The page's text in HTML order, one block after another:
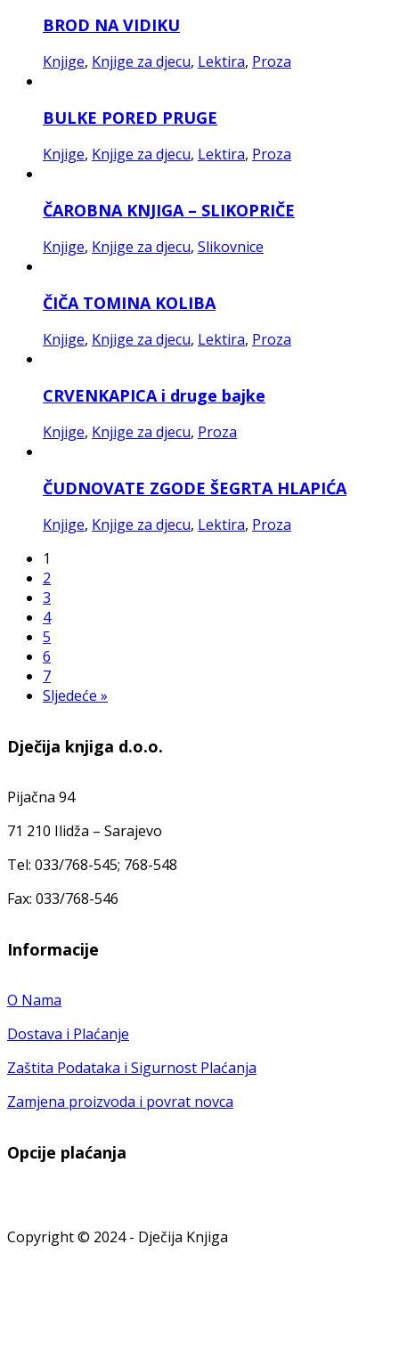
BROD NA VIDIKU
Knjige, Knjige za djecu, Lektira, Proza
BULKE PORED PRUGE
Knjige, Knjige za djecu, Lektira, Proza
ČAROBNA KNJIGA – SLIKOPRIČE
Knjige, Knjige za djecu, Slikovnice
ČIČA TOMINA KOLIBA
Knjige, Knjige za djecu, Lektira, Proza
CRVENKAPICA i druge bajke
Knjige, Knjige za djecu, Proza
ČUDNOVATE ZGODE ŠEGRTA HLAPIĆA
Knjige, Knjige za djecu, Lektira, Proza
1
2
3
4
5
6
7
Sljedeće »
Dječija knjiga d.o.o.
Pijačna 94
71 210 Ilidža – Sarajevo
Tel: 033/768-545; 768-548
Fax: 033/768-546
Informacije
O Nama
Dostava i Plaćanje
Zaštita Podataka i Sigurnost Plaćanja
Zamjena proizvoda i povrat novca
Opcije plaćanja
Copyright © 2024 - Dječija Knjiga